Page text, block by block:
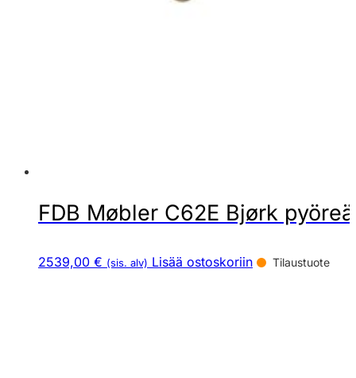
FDB Møbler C62E Bjørk
2539,00 € (sis. alv) Lisää ostoskoriin Tilaustuote